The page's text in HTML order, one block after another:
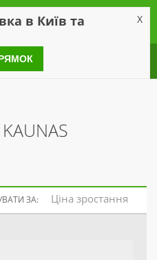
ЗА: Ціна зростання
в Київ та X